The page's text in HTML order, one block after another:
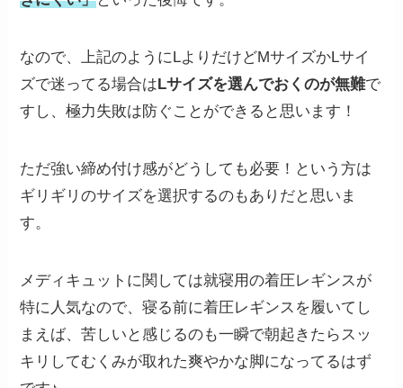
なので、上記のようにLよりだけどMサイズかLサイ
ズで迷ってる場合は Lサイズを選んでおくのが無難で
すし、極力失敗は防ぐことができると思います！
ただ強い締め付け感がどうしても必要！という方は
ギリギリのサイズを選択するのもありだと思いま
す。
メディキュットに関しては就寝用の着圧レギンスが
特に人気なので、寝る前に着圧レギンスを履いてし
まえば、苦しいと感じるのも一瞬で朝起きたらスッ
キリしてむくみが取れた爽やかな脚になってるはず